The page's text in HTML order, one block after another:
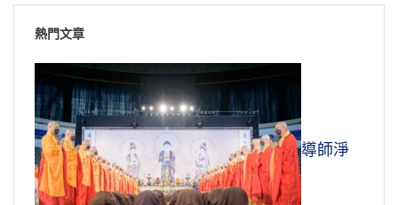
熱門文章
導師淨